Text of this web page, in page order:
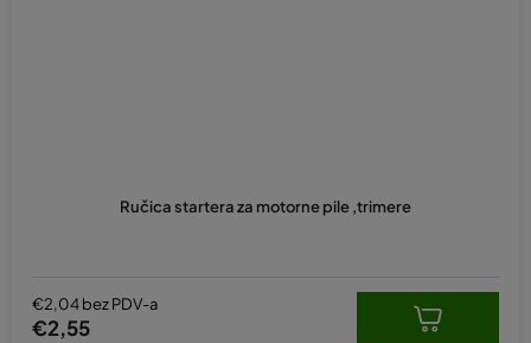
Ručica startera za motorne pile ,trimere
€2,04 bez PDV-a
€2,55